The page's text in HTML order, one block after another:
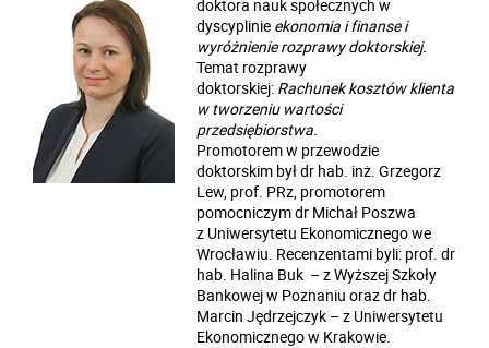
doktora nauk społecznych w
dyscyplinie ekonomia i finansei
wyróżnienie rozprawy doktorskiej.
Temat rozprawy
doktorskiej: Rachunek kosztów klienta
w tworzeniu wartości
przedsiębiorstwa.
Promotorem w przewodzie
doktorskim był dr hab. inż. Grzegorz
Lew, prof. PRz, promotorem
pomocniczym dr Michał Poszwa
z Uniwersytetu Ekonomicznego we
Wrocławiu. Recenzentami byli: prof. dr
hab. Halina Buk – z Wyższej Szkoły
Bankowej w Poznaniu oraz dr hab.
Marcin Jędrzejczyk – z Uniwersytetu
Ekonomicznego w Krakowie.